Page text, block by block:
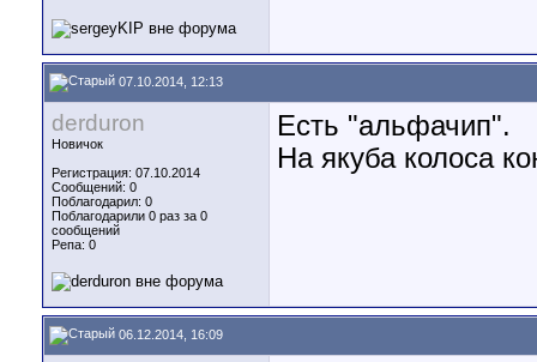
07.10.2014, 12:13
derduron
Новичок
Регистрация: 07.10.2014
Сообщений: 0
Поблагодарил: 0
Поблагодарили 0 раз за 0
сообщений
Репа: 0
Есть "альфачип".
На якуба колоса
06.12.2014, 16:09